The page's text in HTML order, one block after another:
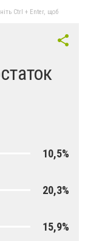
Ctrl + Enter, щоб
10,5%
20,3%
15,9%